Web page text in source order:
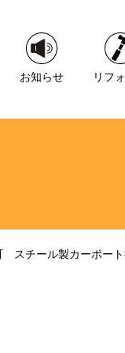
お知らせ リフ
スチール製カーポー